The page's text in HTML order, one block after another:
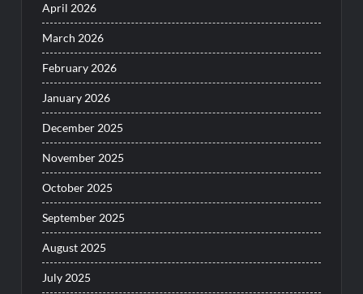
April 2026
March 2026
February 2026
January 2026
December 2025
November 2025
October 2025
September 2025
August 2025
July 2025